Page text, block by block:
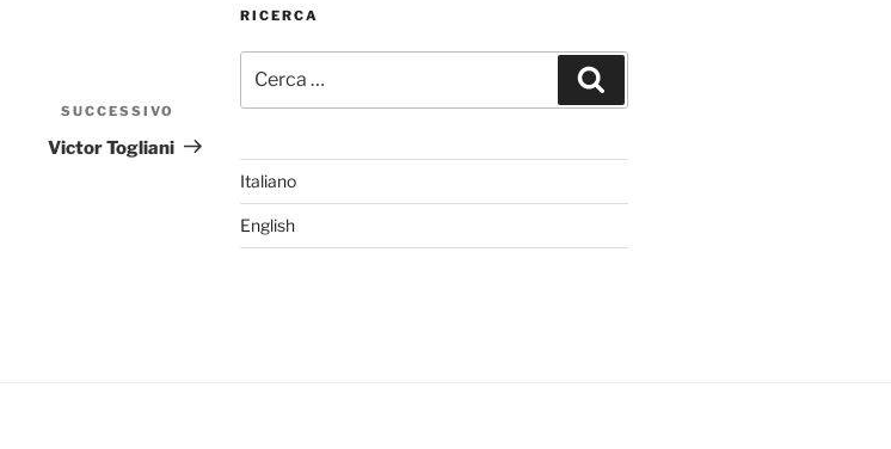
Articolo
successivo
SUCCESSIVO
Victor Togliani
RICERCA
Italiano
English